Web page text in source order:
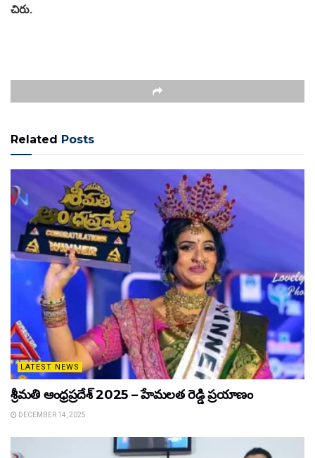
చిరు.
Related Posts
LATEST NEWS
శ్రీమతి ఆంధ్రప్రదేశ్ 2025 – హేమలత రెడ్డి ప్రయాణం
DECEMBER 14, 2025